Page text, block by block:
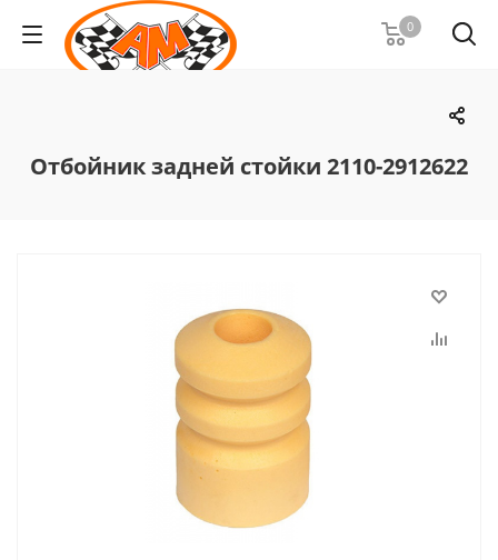
0
Отбойник задней стойки 2110-2912622